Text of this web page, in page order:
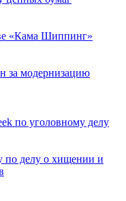
«Кама Шиппинг»
за модернизацию
по уголовному делу
по делу о хищении и